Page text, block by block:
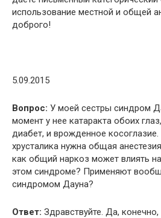
использование местной и общей
доброго!
5.09.2015
Вопрос: У моей сестры синдром
момент у нее катаракта обоих
диабет, и врожденное
хрусталика нужна общая
как общий наркоз может влиять
этом синдроме? Применяют
синдромом Дауна?
Ответ: Здравствуйте. Да,